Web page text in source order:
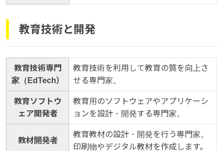
教育技術と開発
教育技術専門
家（EdTech）
教育技術を利用して教育の質を向上さ
せる専門家。
教育ソフトウ
ェア開発者
教育用のソフトウェアやアプリケーシ
ョンを設計・開発する専門家。
教材開発者
教育教材の設計・開発を行う専門家。
印刷物やデジタル教材を作成します。